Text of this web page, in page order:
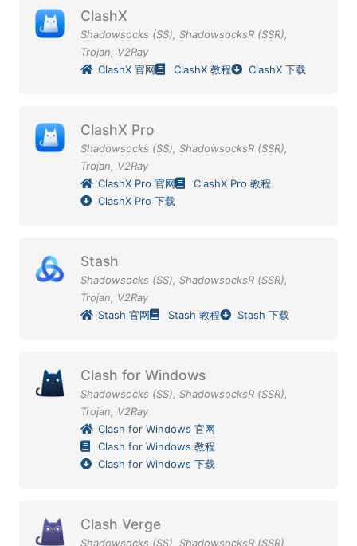
ClashX
Shadowsocks (SS), ShadowsocksR (SSR),
Trojan, V2Ray
ClashX 官网
ClashX 教程 ClashX 下载
ClashX Pro
Shadowsocks (SS), ShadowsocksR (SSR),
Trojan, V2Ray
ClashX Pro 官网
ClashX Pro 教程
ClashX Pro 下载
Stash
Shadowsocks (SS), ShadowsocksR (SSR),
Trojan, V2Ray
Stash 官网
Stash 教程 Stash 下载
Clash for Windows
Shadowsocks (SS), ShadowsocksR (SSR),
Trojan, V2Ray
Clash for Windows 官网
Clash for Windows 教程
Clash for Windows 下载
Clash Verge
Shadowsocks (SS), ShadowsocksR (SSR),